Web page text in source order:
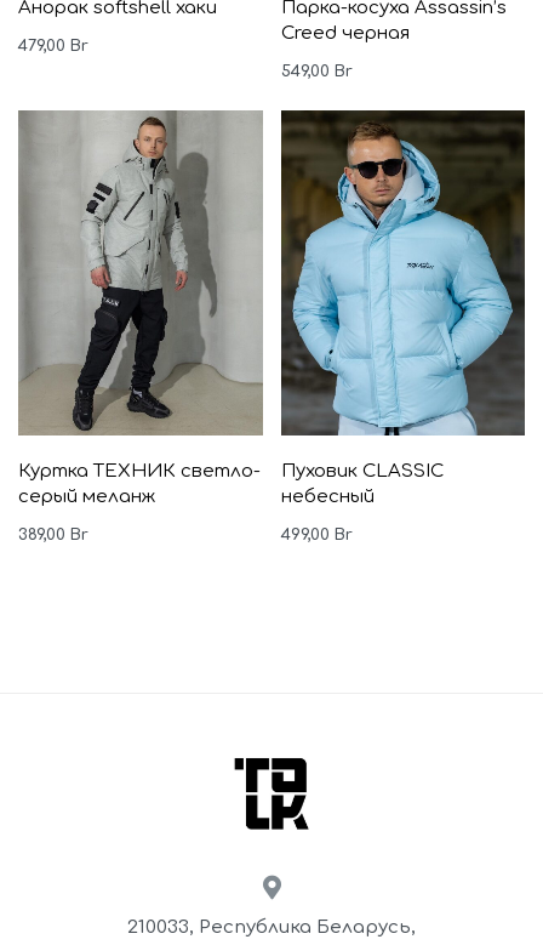
Анорак softshell хаки
479,00 Br
Парка-косуха Assassin’s
Creed черная
549,00 Br
Куртка ТЕХНИК светло-
серый меланж
389,00 Br
Пуховик CLASSIC
небесный
499,00 Br
210033, Республика Беларусь,